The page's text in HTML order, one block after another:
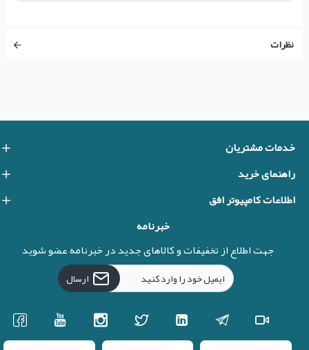
نظرات
خدمات مشتریان
راهنمای خرید
اطلاعات کامپیوتر افق
خبرنامه
جهت اطلاع از تخفیفات و کالاهای جدید در خبرنامه عضو شوید
ارسال